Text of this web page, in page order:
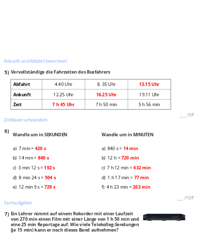
Ankunft und Abfahrt berechnen
5) Vervollständige die Fahrzeiten des Busfahrers
Abfahrt 4.40 Uhr 8. 35 Uhr 13.15 Uhr
Ankunft 12.25 Uhr 16.25 Uhr
19.11 Uhr
Zeit
7 h 45 Uhr 7 h 50 min 5 h 56 min
/3P
Zeitdauer umwandeln
6)
Wandle um in SEKUNDEN Wandle um in MINUTEN
a) 7 min = 420 s a) 840 s = 14 min
b) 14 min = 840 s b) 12 h =720 min
c) 3 min 12 s =192 s c) 7 h 12 min =432 min
d) 8 min 24 s = 504 s d) 1 h 17 min = 77 min
e) 12 min 9 s =729 s f) 4 h 23 min =263 min
/10P
Sachaufgaben
7) Ein Lehrer nimmt auf einem Rekorder mit einer Laufzeit
von 270 min einen Film mit einer Länge von 1 h 50 min und
eine 25 min Reportage auf. Wie viele Telekolleg-Sendungen
(je 15 min) kann er noch dieses Band aufnehmen?